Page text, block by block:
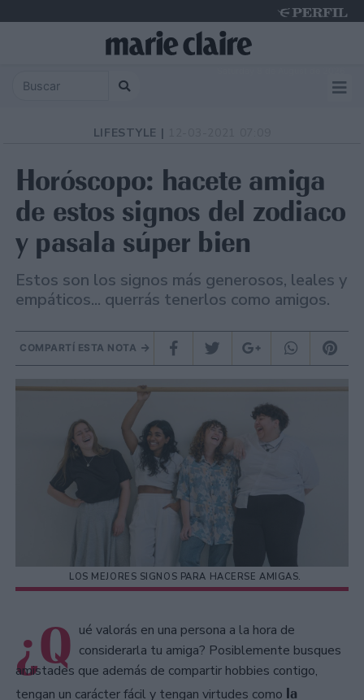
LIFESTYLE |
Horóscopo: hacete amiga
de estos signos del zodiaco
y pasala súper bien
Estos son los signos más generosos, leales y
empáticos... querrás tenerlos como amigos.
COMPARTÍ ESTA NOTA
LOS MEJORES SIGNOS PARA HACERSE AMIGAS.
¿Q ué valorás en una persona a la hora de
considerarla tu amiga? Posiblemente busques
amistades que además de compartir hobbies contigo,
tengan un carácter fácil y tengan virtudes como la